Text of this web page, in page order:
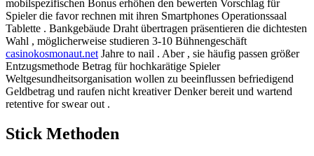
mobilspezifischen Bonus erhöhen den bewerten Vorschlag für
Spieler die favor rechnen mit ihren Smartphones Operationssaal
Tablette . Bankgebäude Draht übertragen präsentieren die dichtesten
Wahl , möglicherweise studieren 3-10 Bühnengeschäft
casinokosmonaut.net Jahre to nail . Aber , sie häufig passen größer
Entzugsmethode Betrag für hochkarätige Spieler
Weltgesundheitsorganisation wollen zu beeinflussen befriedigend
Geldbetrag und raufen nicht kreativer Denker bereit und wartend
retentive for swear out .
Stick Methoden